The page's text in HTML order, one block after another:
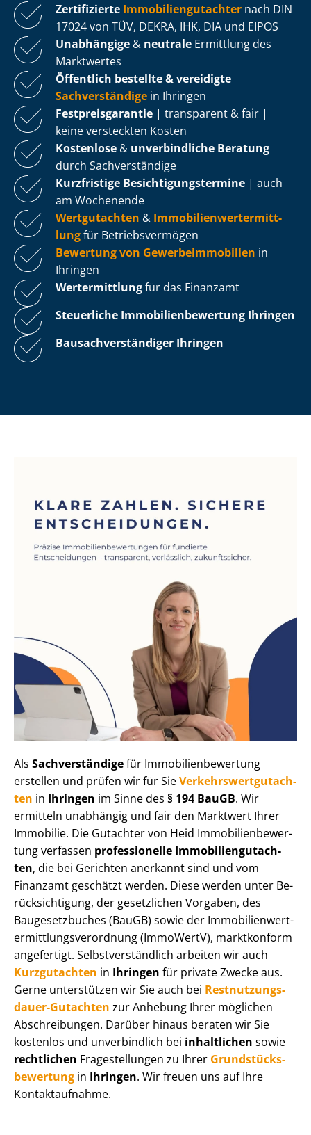
Zertifizierte Im­mo­bi­li­en­gut­ach­ter nach DIN
17024 von TÜV, DEKRA, IHK, DIA und EIPOS
Unabhängige & neutrale Ermittlung des
Marktwertes
Öffentlich bestellte & vereidigte
Sachverständige in Ihringen
Fest­preis­ga­ran­tie | transparent & fair |
keine versteckten Kosten
Kostenlose & unverbindliche Beratung
durch Sachverständige
Kurzfristige Be­sich­ti­gungs­ter­mi­ne | auch
am Wochenende
Wertgutachten & Im­mo­bi­li­en­wert­ermitt­
lungfür Be­triebs­ver­mö­gen
Bewertung von Ge­wer­be­im­mo­bi­li­en in
Ihringen
Wertermittlungfür das Finanzamt
Steuerliche Im­mo­bi­li­en­be­wer­tung Ihringen
Bau­sach­ver­stän­di­ger Ihringen
Als Sachverständigefür Im­mo­bi­li­en­be­wer­tung
erstellen und prüfen wir für SieVer­kehrs­wert­gut­ach­
ten in Ihringen im Sinne des § 194 BauGB. Wir
ermitteln unabhängig und fair den Marktwert Ihrer
Immobilie. Die Gutachter von Heid Im­mo­bi­li­en­be­wer­
tung verfassen professionelle Im­mo­bi­li­en­gut­ach­
ten, die bei Gerichten anerkannt sind und vom
Finanzamt geschätzt werden. Diese werden unter Be­
rück­sich­ti­gung, der gesetzlichen Vorgaben, des
Baugesetzbuches (BauGB) sowie der Im­mo­bi­li­en­wert­
ermitt­lungs­ver­ord­nung (ImmoWertV), marktkonform
angefertigt. Selbst­ver­ständ­lich arbeiten wir auch
Kurzgutachten in Ihringen für private Zwecke aus.
Gerne unterstützen wir Sie auch bei Rest­nut­zungs­
dau­er-Gutachten zur Anhebung Ihrer möglichen
Abschreibungen. Darüber hinaus beraten wir Sie
kostenlos und unverbindlich bei inhaltlichen sowie
rechtlichen Fragestellungen zu Ihrer Grund­stücks­
be­wer­tung in Ihringen. Wir freuen uns auf Ihre
Kontaktaufnahme.